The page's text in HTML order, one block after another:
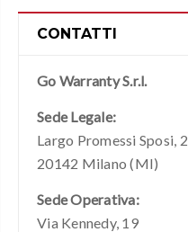
CONTATTI
Go Warranty S.r.l.
Sede Legale:
Largo Promessi Sposi, 2
20142 Milano (MI)
Sede Operativa:
Via Kennedy, 19